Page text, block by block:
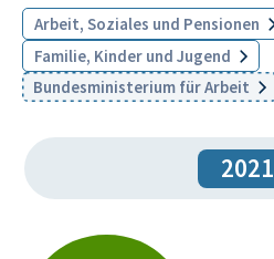
Arbeit, Soziales und Pensionen
Familie, Kinder und Jugend
Bundesministerium für Arbeit
2021